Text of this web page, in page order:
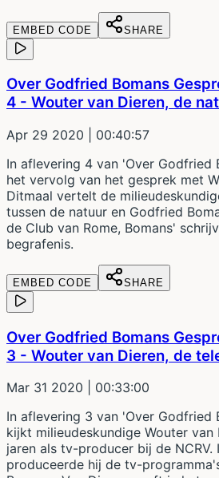
EMBED CODE SHARE
Over Godfried Bomans
4 - Wouter van Dieren, de
Apr 29 2020 | 00:40:57
In aflevering 4 van 'Over Godfried
het vervolg van het gesprek met
Ditmaal vertelt de
tussen de natuur en Godfried
de Club van Rome, Bomans'
begrafenis.
EMBED CODE SHARE
Over Godfried Bomans
3 - Wouter van Dieren, de
Mar 31 2020 | 00:33:00
In aflevering 3 van 'Over Godfried
kijkt milieudeskundige Wouter
jaren als tv-producer bij de NCRV.
produceerde hij de tv-